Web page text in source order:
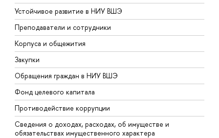
Устойчивое развитие в НИУ ВШЭ
Преподаватели и сотрудники
Корпуса и общежития
Закупки
Обращения граждан в НИУ ВШЭ
Фонд целевого капитала
Противодействие коррупции
Сведения о доходах, расходах, об имуществе и
обязательствах имущественного характера